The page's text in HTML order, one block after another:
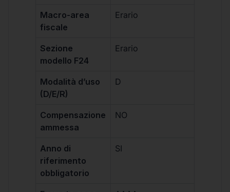
Macro-area
fiscale
Erario
Sezione
modello F24
Erario
Modalità d’uso
(D/E/R)
D
Compensazione
ammessa
NO
Anno di
riferimento
obbligatorio
SI